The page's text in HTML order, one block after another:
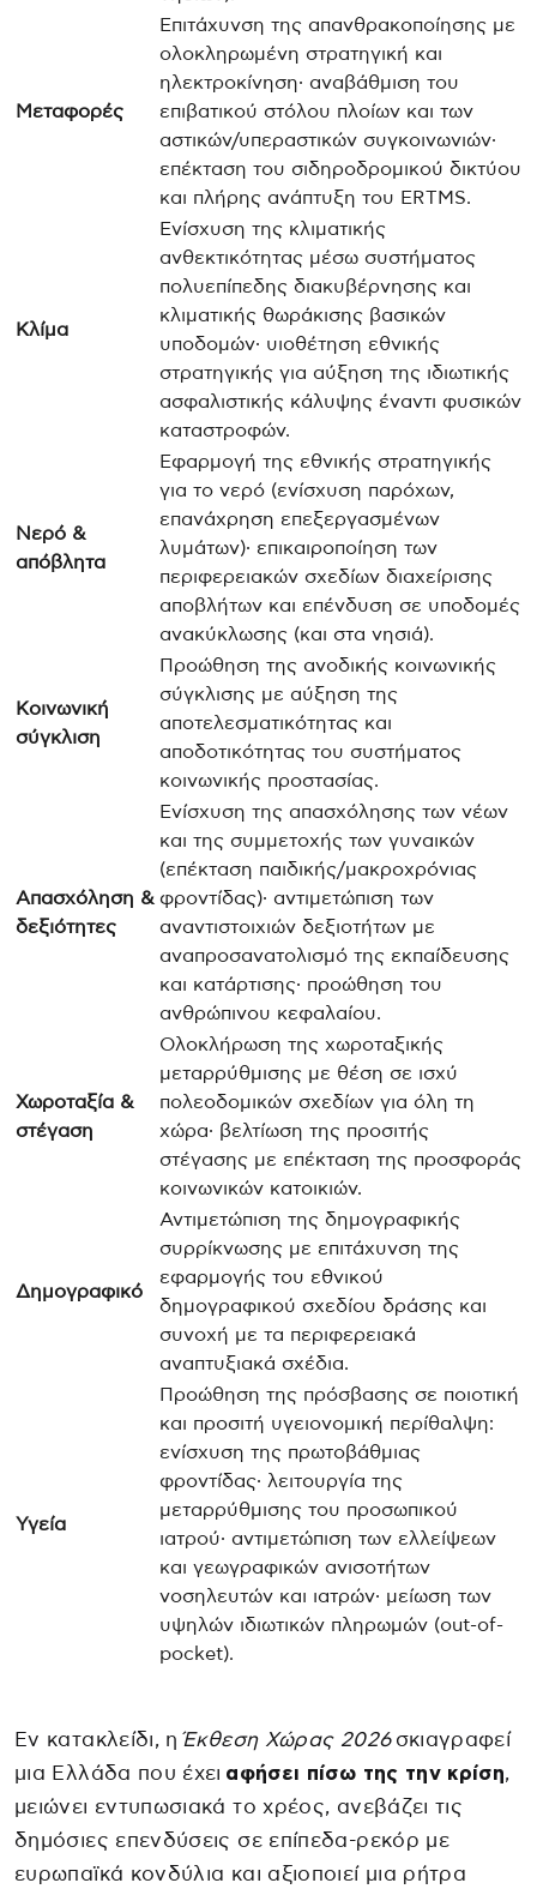
Μεταφορές
Επιτάχυνση της απανθρακοποίησης με
ολοκληρωμένη στρατηγική και
ηλεκτροκίνηση· αναβάθμιση του
επιβατικού στόλου πλοίων και των
αστικών/υπεραστικών συγκοινωνιών·
επέκταση του σιδηροδρομικού δικτύου
και πλήρης ανάπτυξη του ERTMS.
Κλίμα
Ενίσχυση της κλιματικής
ανθεκτικότητας μέσω συστήματος
πολυεπίπεδης διακυβέρνησης και
κλιματικής θωράκισης βασικών
υποδομών· υιοθέτηση εθνικής
στρατηγικής για αύξηση της ιδιωτικής
ασφαλιστικής κάλυψης έναντι φυσικών
καταστροφών.
Νερό &
απόβλητα
Εφαρμογή της εθνικής στρατηγικής
για το νερό (ενίσχυση παρόχων,
επανάχρηση επεξεργασμένων
λυμάτων)· επικαιροποίηση των
περιφερειακών σχεδίων διαχείρισης
αποβλήτων και επένδυση σε υποδομές
ανακύκλωσης (και στα νησιά).
Κοινωνική
σύγκλιση
Προώθηση της ανοδικής κοινωνικής
σύγκλισης με αύξηση της
αποτελεσματικότητας και
αποδοτικότητας του συστήματος
κοινωνικής προστασίας.
Απασχόληση &
δεξιότητες
Ενίσχυση της απασχόλησης των νέων
και της συμμετοχής των γυναικών
(επέκταση παιδικής/μακροχρόνιας
φροντίδας)· αντιμετώπιση των
αναντιστοιχιών δεξιοτήτων με
αναπροσανατολισμό της εκπαίδευσης
και κατάρτισης· προώθηση του
ανθρώπινου κεφαλαίου.
Χωροταξία &
στέγαση
Ολοκλήρωση της χωροταξικής
μεταρρύθμισης με θέση σε ισχύ
πολεοδομικών σχεδίων για όλη τη
χώρα· βελτίωση της προσιτής
στέγασης με επέκταση της προσφοράς
κοινωνικών κατοικιών.
Δημογραφικό
Αντιμετώπιση της δημογραφικής
συρρίκνωσης με επιτάχυνση της
εφαρμογής του εθνικού
δημογραφικού σχεδίου δράσης και
συνοχή με τα περιφερειακά
αναπτυξιακά σχέδια.
Υγεία
Προώθηση της πρόσβασης σε ποιοτική
και προσιτή υγειονομική περίθαλψη:
ενίσχυση της πρωτοβάθμιας
φροντίδας· λειτουργία της
μεταρρύθμισης του προσωπικού
ιατρού· αντιμετώπιση των ελλείψεων
και γεωγραφικών ανισοτήτων
νοσηλευτών και ιατρών· μείωση των
υψηλών ιδιωτικών πληρωμών (out-of-
pocket).
Εν κατακλείδι, ηΈκθεση Χώρας 2026σκιαγραφεί
μια Ελλάδα που έχει αφήσει πίσω της την κρίση,
μειώνει εντυπωσιακά το χρέος, ανεβάζει τις
δημόσιες επενδύσεις σε επίπεδα-ρεκόρ με
ευρωπαϊκά κονδύλια και αξιοποιεί μια ρήτρα